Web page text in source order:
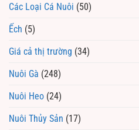
Các Loại Cá Nuôi (50)
Ếch (5)
Giá cả thị trường (34)
Nuôi Gà (248)
Nuôi Heo (24)
Nuôi Thủy Sản (17)